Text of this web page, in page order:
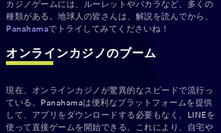
カジノゲームには、ルーレットやバカラなど、多くの
種類がある。地球人の皆さんは、解説を読んでから、
Panahamaでトライしてみてくださいね！
オンラインカジノのブーム
現在、オンラインカジノが驚異的なスピードで流行っ
ている。Panahamaは便利なプラットフォームを提供
して、アプリをダウンロードする必要もなく、LINEを
使って直接ゲームを開始できる。これにより、自宅や